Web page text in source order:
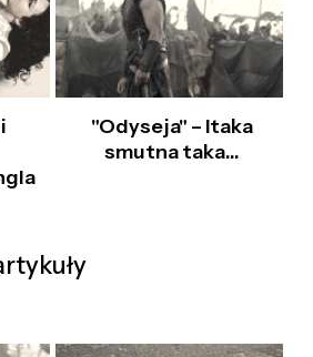
"Odyseja" – Itaka
smutna taka…